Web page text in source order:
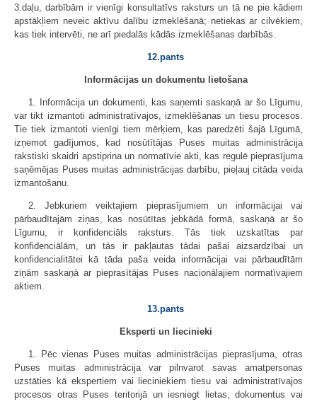
3.daļu, darbībām ir vienīgi konsultatīvs raksturs un tā ne pie kādiem
apstākļiem neveic aktīvu dalību izmeklēšanā; netiekas ar cilvēkiem,
kas tiek intervēti, ne arī piedalās kādās izmeklēšanas darbībās.
12.pants
Informācijas un dokumentu lietošana
1. Informācija un dokumenti, kas saņemti saskaņā ar šo Līgumu,
var tikt izmantoti administratīvajos, izmeklēšanas un tiesu procesos.
Tie tiek izmantoti vienīgi tiem mērķiem, kas paredzēti šajā Līgumā,
izņemot gadījumos, kad nosūtītājas Puses muitas administrācija
rakstiski skaidri apstiprina un normatīvie akti, kas regulē pieprasījuma
saņēmējas Puses muitas administrācijas darbību, pieļauj citāda veida
izmantošanu.
2. Jebkuriem veiktajiem pieprasījumiem un informācijai vai
pārbaudītajām ziņas, kas nosūtītas jebkādā formā, saskaņā ar šo
Līgumu, ir konfidenciāls raksturs. Tās tiek uzskatītas par
konfidenciālām, un tās ir pakļautas tādai pašai aizsardzībai un
konfidencialitātei kā tāda paša veida informācijai vai pārbaudītām
ziņām saskaņā ar pieprasītājas Puses nacionālajiem normatīvajiem
aktiem.
13.pants
Eksperti un liecinieki
1. Pēc vienas Puses muitas administrācijas pieprasījuma, otras
Puses muitas administrācija var pilnvarot savas amatpersonas
uzstāties kā ekspertiem vai lieciniekiem tiesu vai administratīvajos
procesos otras Puses teritorijā un iesniegt lietas, dokumentus vai